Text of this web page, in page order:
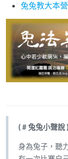
兔兔教大本營
( # 兔兔小聲說 )
身為兔子，聽